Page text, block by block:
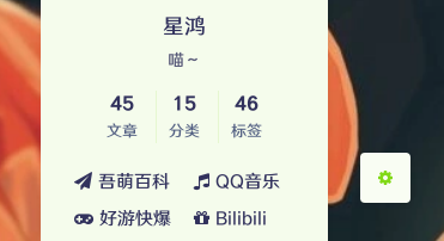
浅阴影
星鸿
喵～
45
文章
15
分类
46
标签
吾萌百科
QQ音乐
好游快爆
Bilibili